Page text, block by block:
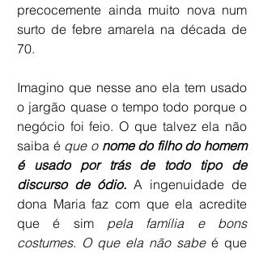
precocemente ainda muito nova num
surto de febre amarela na década de
70.
Imagino que nesse ano ela tem usado
o jargão quase o tempo todo porque o
negócio foi feio. O que talvez ela não
saiba é que o nome do filho do homem
é usado por trás de todo tipo de
discurso de ódio. A ingenuidade de
dona Maria faz com que ela acredite
que é sim pela família e bons
costumes. O que ela não sabe é que